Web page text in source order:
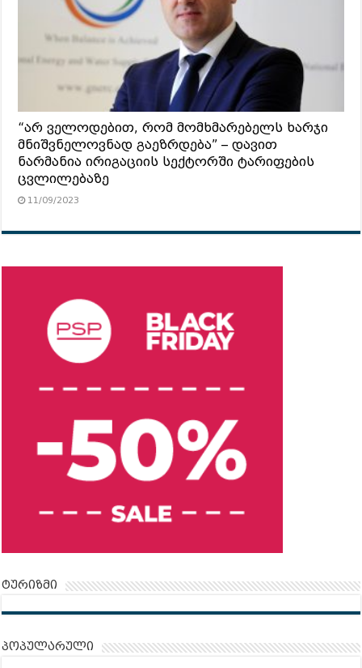
“არ ველოდებით, რომ მომხმარებელს ხარჯი
მნიშვნელოვნად გაეზრდება” – დავით
ნარმანია ირიგაციის სექტორში ტარიფების
ცვლილებაზე
11/09/2023
ტურიზმი
პოპულარული